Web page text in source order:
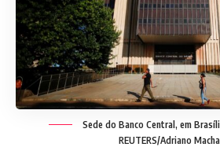
Sede do Banco Central, em
REUTERS/Adriano